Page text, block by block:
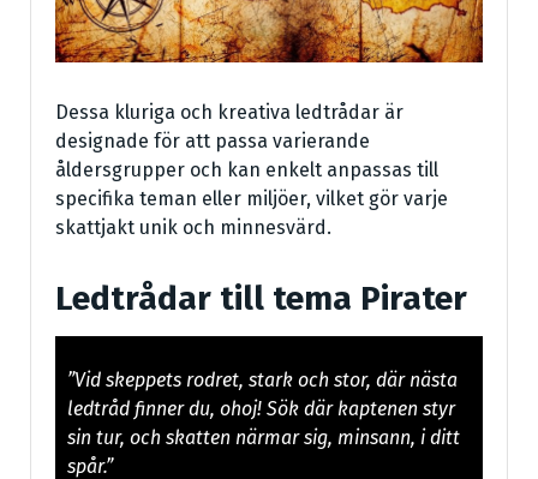
Dessa kluriga och kreativa ledtrådar är
designade för att passa varierande
åldersgrupper och kan enkelt anpassas till
specifika teman eller miljöer, vilket gör varje
skattjakt unik och minnesvärd.
Ledtrådar till tema Pirater
”Vid skeppets rodret, stark och stor, där nästa
ledtråd finner du, ohoj! Sök där kaptenen styr
sin tur, och skatten närmar sig, minsann, i ditt
spår.”